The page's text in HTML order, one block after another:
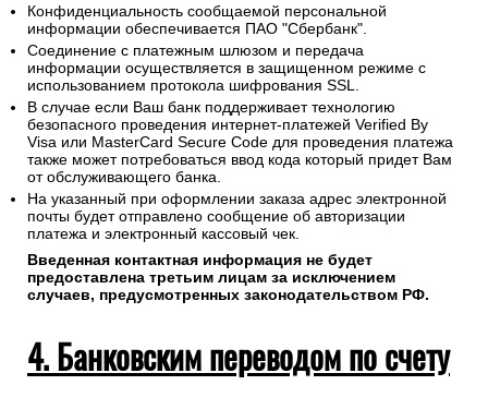
Конфиденциальность сообщаемой персональной
информации обеспечивается ПАО "Сбербанк".
Соединение с платежным шлюзом и передача
информации осуществляется в защищенном режиме с
использованием протокола шифрования SSL.
В случае если Ваш банк поддерживает технологию
безопасного проведения интернет-платежей Verified By
Visa или MasterCard Secure Code для проведения платежа
также может потребоваться ввод кода который придет Вам
от обслуживающего банка.
На указанный при оформлении заказа адрес электронной
почты будет отправлено сообщение об авторизации
платежа и электронный кассовый чек.
Введенная контактная информация не будет
предоставлена третьим лицам за исключением
случаев, предусмотренных законодательством РФ.
4. Банковским переводом по счету